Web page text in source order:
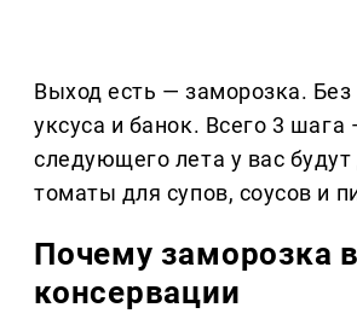
Выход есть — заморозка. Без
уксуса и банок. Всего 3 шага
следующего лета у вас
томаты для супов, соусов и
Почему заморозка
консервации